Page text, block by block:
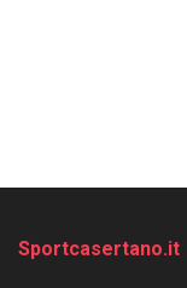
Sportcasertano.it